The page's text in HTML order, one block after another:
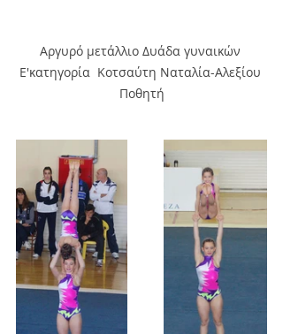
Αργυρό μετάλλιο Δυάδα γυναικών
Ε'κατηγορία  Κοτσαύτη Ναταλία-Αλεξίου
Ποθητή